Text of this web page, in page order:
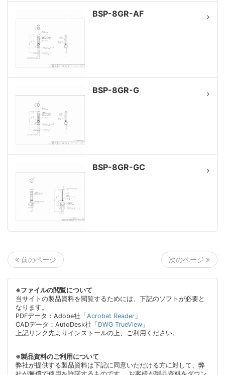
BSP-8GR-AF
BSP-8GR-G
BSP-8GR-GC
前のページ 次のページ
※ファイルの閲覧について
当サイトの製品資料を閲覧するためには、下記のソフトが必要と
なります。
PDFデータ：Adobe社「 Acrobat Reader 」
CADデータ：AutoDesk社「 DWG TrueView 」
上記リンク先よりインストールの上、ご利用ください。
※製品資料のご利用について
弊社が提供する製品資料は下記に同意いただける方に対して、弊